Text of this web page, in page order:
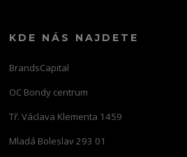
KDE NÁS NAJDETE
BrandsCapital
OC Bondy centrum
Tř. Václava Klementa 1459
Mladá Boleslav 293 01